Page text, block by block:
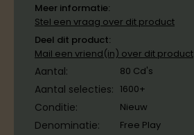
Meer informatie:
Stel een vraag over dit product
Deel dit product:
Mail een vriend(in) over dit product
Aantal: 80 Cd's
Aantal selecties: 1600+
Conditie: Nieuw
Denominatie: Free Play